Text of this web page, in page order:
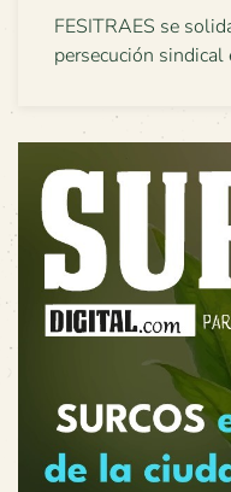
FESITRAES se
persecución